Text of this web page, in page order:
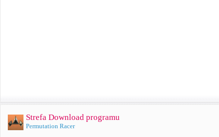
Strefa Download programu
Permutation Racer